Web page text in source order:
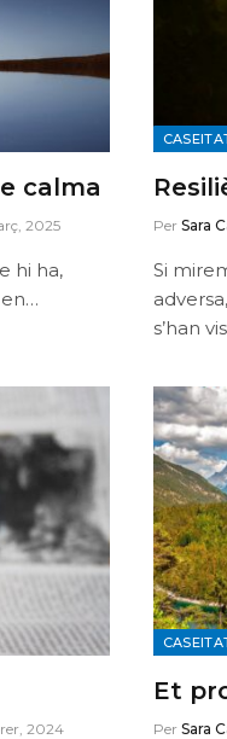
calma
2025
hi ha,
Per Sara
Si
s’han
2024
Et
Per Sara